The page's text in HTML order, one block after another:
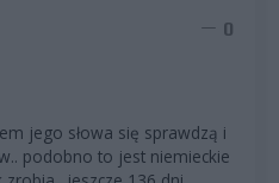
0
jego słowa się sprawdzą i
podobno to jest niemieckie